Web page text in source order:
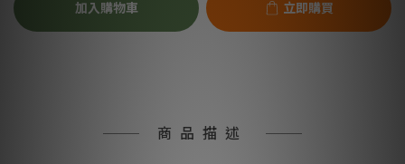
加入購物車 立即購買
商品描述